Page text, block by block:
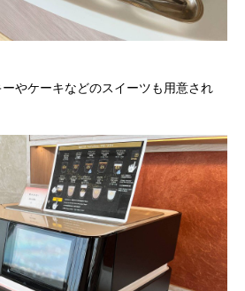
やケーキなどのスイーツも用意され